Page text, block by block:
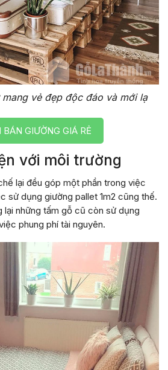
vẻ đẹp độc đáo và mới lạ
BÁN GIƯỜNG GIÁ RẺ
với môi trường
lại đều góp một phần trong việc
sử dụng giường pallet 1m2 cũng thế.
lại những tấm gỗ cũ còn sử dụng
phung phí tài nguyên.